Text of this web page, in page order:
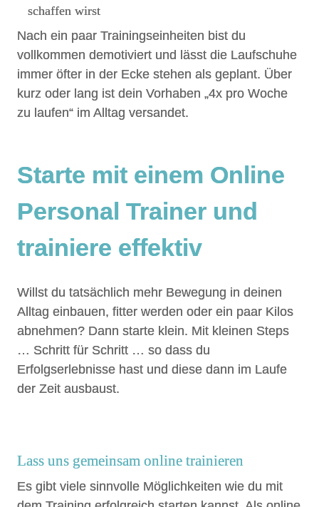
schaffen wirst
Nach ein paar Trainingseinheiten bist du
vollkommen demotiviert und lässt die Laufschuhe
immer öfter in der Ecke stehen als geplant. Über
kurz oder lang ist dein Vorhaben „4x pro Woche
zu laufen“ im Alltag versandet.
Starte mit einem Online
Personal Trainer und
trainiere effektiv
Willst du tatsächlich mehr Bewegung in deinen
Alltag einbauen, fitter werden oder ein paar Kilos
abnehmen? Dann starte klein. Mit kleinen Steps
… Schritt für Schritt … so dass du
Erfolgserlebnisse hast und diese dann im Laufe
der Zeit ausbaust.
Lass uns gemeinsam online trainieren
Es gibt viele sinnvolle Möglichkeiten wie du mit